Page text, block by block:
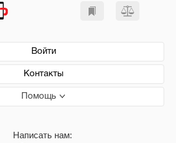
Войти
Контакты
Помощь
Написать нам: